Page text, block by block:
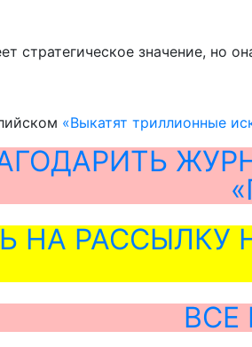
стратегическое значение, но
«Выкатят триллионные
НА РАССЫЛКУ
ВСЕ